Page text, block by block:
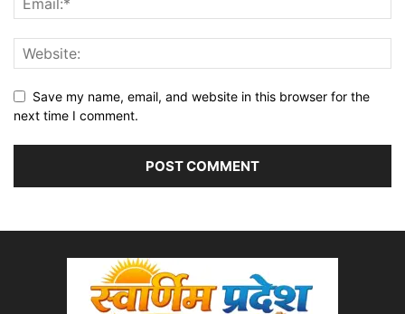
Save my name, email, and website in this browser for the
next time I comment.